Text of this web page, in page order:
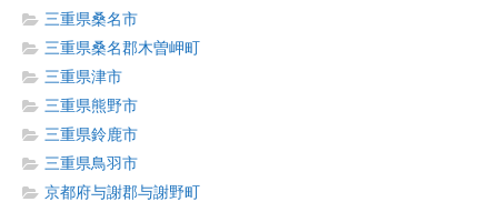
三重県桑名市
三重県桑名郡木曽岬町
三重県津市
三重県熊野市
三重県鈴鹿市
三重県鳥羽市
京都府与謝郡与謝野町